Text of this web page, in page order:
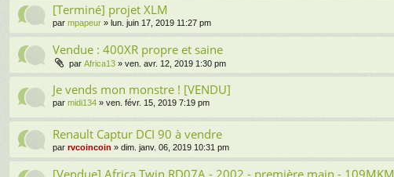
[Terminé] projet XLM
par mpapeur » lun. juin 17, 2019 11:27 pm
Vendue : 400XR propre et saine
par Africa13 » ven. avr. 12, 2019 1:30 pm
Je vends mon monstre ! [VENDU]
par midi134 » ven. févr. 15, 2019 7:19 pm
Renault Captur DCI 90 à vendre
par rvcoincoin » dim. janv. 06, 2019 10:31 pm
[Vendue] Africa Twin RD07A - 2002 - première main - 109MKM